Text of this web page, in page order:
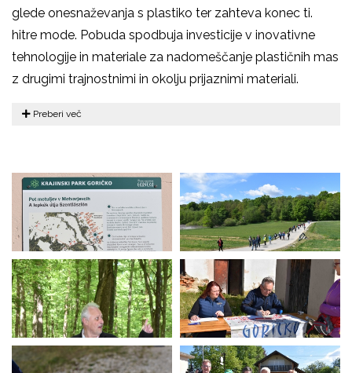
glede onesnaževanja s plastiko ter zahteva konec ti.
hitre mode. Pobuda spodbuja investicije v inovativne
tehnologije in materiale za nadomeščanje plastičnih mas
z drugimi trajnostnimi in okolju prijaznimi materiali.
Preberi več